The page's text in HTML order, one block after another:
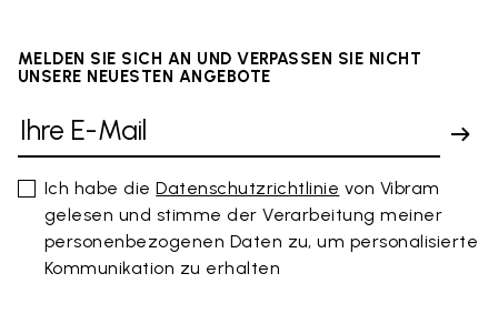
MELDEN SIE SICH AN UND VERPASSEN SIE NICHT
UNSERE NEUESTEN ANGEBOTE
Ich habe dieDatenschutzrichtlinie von Vibram
gelesen und stimme der Verarbeitung meiner
personenbezogenen Daten zu, um personalisierte
Kommunikation zu erhalten